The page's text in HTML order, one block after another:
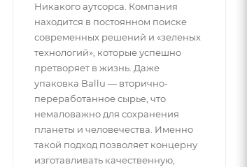
Никакого аутсорса. Компания
находится в постоянном поиске
современных решений и «зеленых
технологий», которые успешно
претворяет в жизнь. Даже
упаковка Ballu — вторично-
переработанное сырье, что
немаловажно для сохранения
планеты и человечества. Именно
такой подход позволяет концерну
изготавливать качественную,